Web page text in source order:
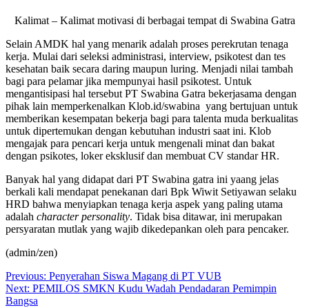
Kalimat – Kalimat motivasi di berbagai tempat di Swabina Gatra
Selain AMDK hal yang menarik adalah proses perekrutan tenaga
kerja. Mulai dari seleksi administrasi, interview, psikotest dan tes
kesehatan baik secara daring maupun luring. Menjadi nilai tambah
bagi para pelamar jika mempunyai hasil psikotest. Untuk
mengantisipasi hal tersebut PT Swabina Gatra bekerjasama dengan
pihak lain memperkenalkan Klob.id/swabina yang bertujuan untuk
memberikan kesempatan bekerja bagi para talenta muda berkualitas
untuk dipertemukan dengan kebutuhan industri saat ini. Klob
mengajak para pencari kerja untuk mengenali minat dan bakat
dengan psikotes, loker eksklusif dan membuat CV standar HR.
Banyak hal yang didapat dari PT Swabina gatra ini yaang jelas
berkali kali mendapat penekanan dari Bpk Wiwit Setiyawan selaku
HRD bahwa menyiapkan tenaga kerja aspek yang paling utama
adalah character personality. Tidak bisa ditawar, ini merupakan
persyaratan mutlak yang wajib dikedepankan oleh para pencaker.
(admin/zen)
Post
navigation
Previous: Penyerahan Siswa Magang di PT VUB
Next: PEMILOS SMKN Kudu Wadah Pendadaran Pemimpin
Bangsa